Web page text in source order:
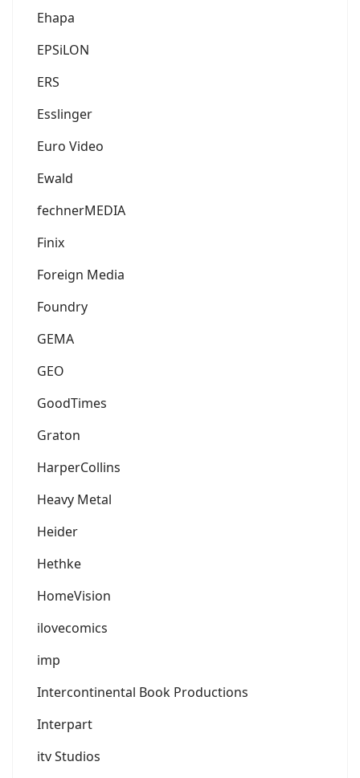
Ehapa
EPSiLON
ERS
Esslinger
Euro Video
Ewald
fechnerMEDIA
Finix
Foreign Media
Foundry
GEMA
GEO
GoodTimes
Graton
HarperCollins
Heavy Metal
Heider
Hethke
HomeVision
ilovecomics
imp
Intercontinental Book Productions
Interpart
itv Studios